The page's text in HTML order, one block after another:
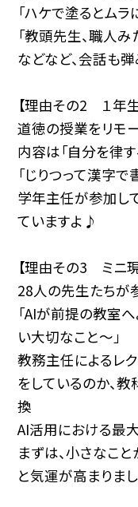
「ハケで塗るとムラ
「教頭先生、職人み
などなど、会話も
【理由その2 １年
道徳の授業をリモ
内容は「自分を律す
「じりつって漢字で
学年主任が参加し
ていますよ♪
【理由その3 ミニ
28人の先生たちが
「AIが前提の教室
い大切なこと〜」
教務主任によるレ
をしているのか、
換
AI活用における最
まずは、小さなこと
と気運が高まりま